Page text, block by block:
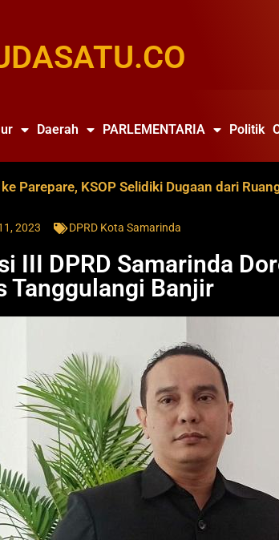
Daerah PARLEMENTARIA Politik
KSOP Selidiki Dugaan dari Ruang Oli
2023 DPRD Kota Samarinda
III DPRD Samarinda
Tanggulangi Banjir